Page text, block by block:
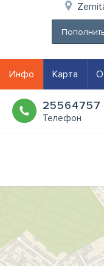
Инфо Карта
25564757
Телефон